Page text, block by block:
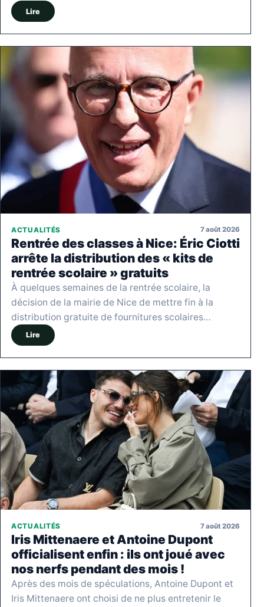
Lire
ACTUALITÉS 7 août 2026
Rentrée des classes à Nice: Éric Ciotti
arrête la distribution des « kits de
rentrée scolaire » gratuits
À quelques semaines de la rentrée scolaire, la
décision de la mairie de Nice de mettre fin à la
distribution gratuite de fournitures scolaires…
Lire
ACTUALITÉS 7 août 2026
Iris Mittenaere et Antoine Dupont
officialisent enfin : ils ont joué avec
nos nerfs pendant des mois !
Après des mois de spéculations, Antoine Dupont et
Iris Mittenaere ont choisi de ne plus entretenir le